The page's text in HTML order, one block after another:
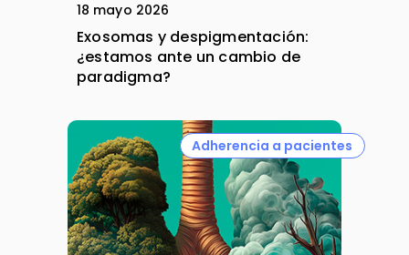
18 mayo 2026
Exosomas y despigmentación:
¿estamos ante un cambio de
paradigma?
Adherencia a pacientes